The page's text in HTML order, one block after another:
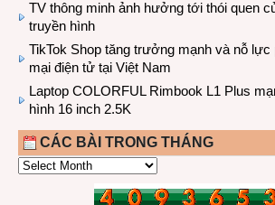
TV thông minh ảnh hưởng tới thói quen
truyền hình
TikTok Shop tăng trưởng mạnh và nỗ
mại điện tử tại Việt Nam
Laptop COLORFUL Rimbook L1 Plus
hình 16 inch 2.5K
CÁC BÀI TRONG THÁNG
CÁC